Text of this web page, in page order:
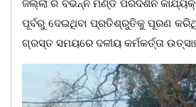
ଜିଲ୍ଲା ର ବିଭିନ୍ନ ମଣ୍ଡି ପରିଦର୍ଶନ
ପୂର୍ବରୁ ଦେଇଥିବା ପ୍ରତିଶ୍ରୁତିକୁ ପୂରଣ
ଗ୍ରସ୍ତ ସମୟରେ ଦଳୀୟ କର୍ମକର୍ତ୍ତା